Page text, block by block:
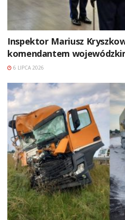
Inspektor Mariusz
komendantem
6 LIPCA 2026